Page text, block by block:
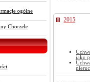
ogólne
Chorzele
2015
jako